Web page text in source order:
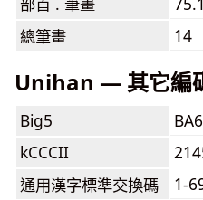
總筆畫
14
Unihan — 其它編
Big5
kCCCII
通用漢字標準交換碼
1-